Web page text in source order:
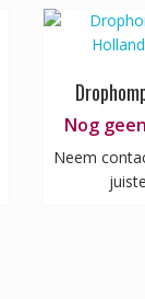
Nog
Neem